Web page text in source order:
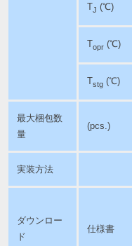
TJ (℃)
Topr(℃)
Tstg(℃)
最大梱包数
量
(pcs.)
実装方法
ダウンロー
ド
仕様書